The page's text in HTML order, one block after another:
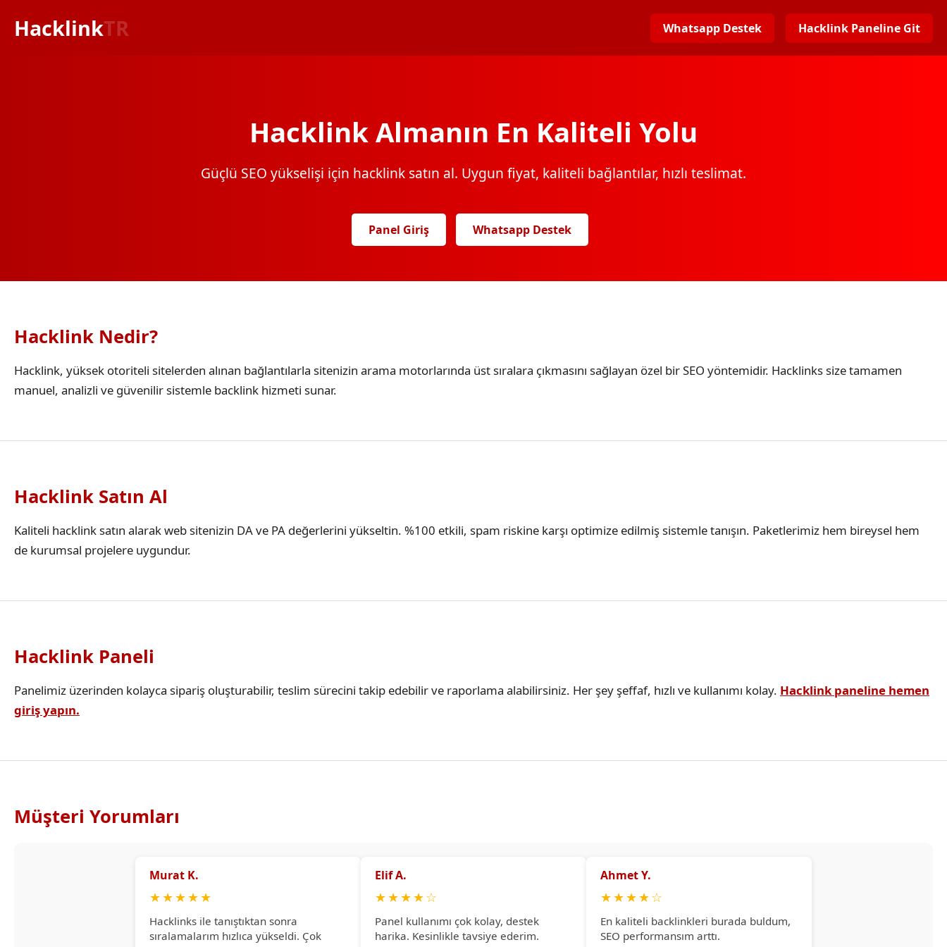
HacklinkTR Whatsapp Destek Hacklink Paneline Git
Hacklink Almanın En Kaliteli Yolu
Güçlü SEO yükselişi için hacklink satın al. Uygun fiyat, kaliteli bağlantılar, hızlı teslimat.
Panel Giriş Whatsapp Destek
Hacklink Nedir?
Hacklink, yüksek otoriteli sitelerden alınan bağlantılarla sitenizin arama motorlarında üst sıralara çıkmasını sağlayan özel bir SEO yöntemidir. Hacklinks size tamamen
manuel, analizli ve güvenilir sistemle backlink hizmeti sunar.
Hacklink Satın Al
Kaliteli hacklink satın alarak web sitenizin DA ve PA değerlerini yükseltin. %100 etkili, spam riskine karşı optimize edilmiş sistemle tanışın. Paketlerimiz hem bireysel hem
de kurumsal projelere uygundur.
Hacklink Paneli
Panelimiz üzerinden kolayca sipariş oluşturabilir, teslim sürecini takip edebilir ve raporlama alabilirsiniz. Her şey şeffaf, hızlı ve kullanımı kolay. Hacklink paneline hemen
giriş yapın.
Müşteri Yorumları
Murat K.
★★★★★
Hacklinks ile tanıştıktan sonra
sıralamalarım hızlıca yükseldi. Çok
Elif A.
★★★★☆
Panel kullanımı çok kolay, destek
harika. Kesinlikle tavsiye ederim.
Ahmet Y.
★★★★☆
En kaliteli backlinkleri burada buldum,
SEO performansım arttı.